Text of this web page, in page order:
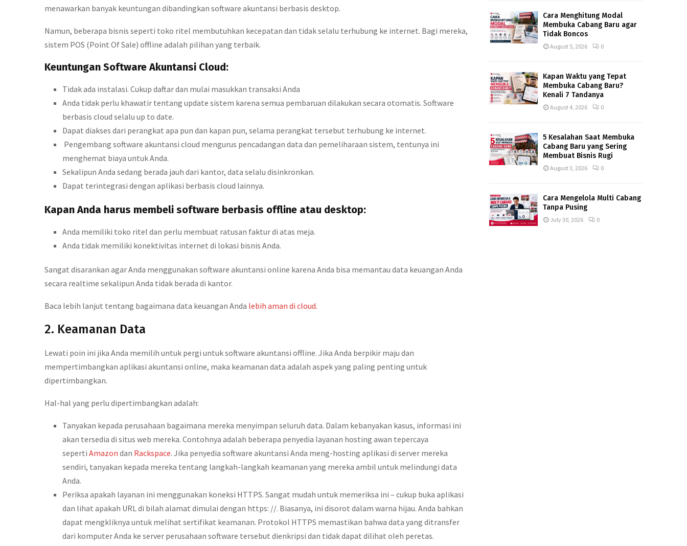
menawarkan banyak keuntungan dibandingkan software akuntansi berbasis desktop.
Namun, beberapa bisnis seperti toko ritel membutuhkan kecepatan dan tidak selalu terhubung ke internet. Bagi mereka,
sistem POS (Point Of Sale) offline adalah pilihan yang terbaik.
Keuntungan Software Akuntansi Cloud:
Tidak ada instalasi. Cukup daftar dan mulai masukkan transaksi Anda
Anda tidak perlu khawatir tentang update sistem karena semua pembaruan dilakukan secara otomatis. Software
berbasis cloud selalu up to date.
Dapat diakses dari perangkat apa pun dan kapan pun, selama perangkat tersebut terhubung ke internet.
Pengembang software akuntansi cloud mengurus pencadangan data dan pemeliharaan sistem, tentunya ini
menghemat biaya untuk Anda.
Sekalipun Anda sedang berada jauh dari kantor, data selalu disinkronkan.
Dapat terintegrasi dengan aplikasi berbasis cloud lainnya.
Kapan Anda harus membeli software berbasis offline atau desktop:
Anda memiliki toko ritel dan perlu membuat ratusan faktur di atas meja.
Anda tidak memiliki konektivitas internet di lokasi bisnis Anda.
Sangat disarankan agar Anda menggunakan software akuntansi online karena Anda bisa memantau data keuangan Anda
secara realtime sekalipun Anda tidak berada di kantor.
Baca lebih lanjut tentang bagaimana data keuangan Anda lebih aman di cloud.
2. Keamanan Data
Lewati poin ini jika Anda memilih untuk pergi untuk software akuntansi offline. Jika Anda berpikir maju dan
mempertimbangkan aplikasi akuntansi online, maka keamanan data adalah aspek yang paling penting untuk
dipertimbangkan.
Hal-hal yang perlu dipertimbangkan adalah:
Tanyakan kepada perusahaan bagaimana mereka menyimpan seluruh data. Dalam kebanyakan kasus, informasi ini
akan tersedia di situs web mereka. Contohnya adalah beberapa penyedia layanan hosting awan tepercaya
seperti Amazon dan Rackspace. Jika penyedia software akuntansi Anda meng-hosting aplikasi di server mereka
sendiri, tanyakan kepada mereka tentang langkah-langkah keamanan yang mereka ambil untuk melindungi data
Anda.
Periksa apakah layanan ini menggunakan koneksi HTTPS. Sangat mudah untuk memeriksa ini – cukup buka aplikasi
dan lihat apakah URL di bilah alamat dimulai dengan https: //. Biasanya, ini disorot dalam warna hijau. Anda bahkan
dapat mengkliknya untuk melihat sertifikat keamanan. Protokol HTTPS memastikan bahwa data yang ditransfer
dari komputer Anda ke server perusahaan software tersebut dienkripsi dan tidak dapat dilihat oleh peretas.
Cara Menghitung Modal
Membuka Cabang Baru agar
Tidak Boncos
August 5, 2026 0
Kapan Waktu yang Tepat
Membuka Cabang Baru?
Kenali 7 Tandanya
August 4, 2026 0
5 Kesalahan Saat Membuka
Cabang Baru yang Sering
Membuat Bisnis Rugi
August 3, 2026 0
Cara Mengelola Multi Cabang
Tanpa Pusing
July 30, 2026 0